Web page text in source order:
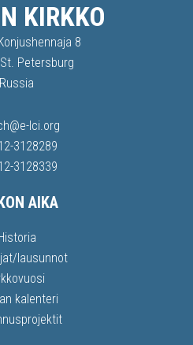
KIRKKO
8
Petersburg
Russia
lci.org
3128289
3128339
AIKA
lausunnot
kalenteri